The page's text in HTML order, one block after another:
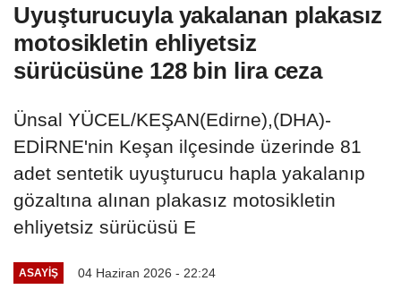
Uyuşturucuyla yakalanan plakasız
motosikletin ehliyetsiz
sürücüsüne 128 bin lira ceza
Ünsal YÜCEL/KEŞAN(Edirne),(DHA)-
EDİRNE'nin Keşan ilçesinde üzerinde 81
adet sentetik uyuşturucu hapla yakalanıp
gözaltına alınan plakasız motosikletin
ehliyetsiz sürücüsü E
ASAYIŞ 04 Haziran 2026 - 22:24